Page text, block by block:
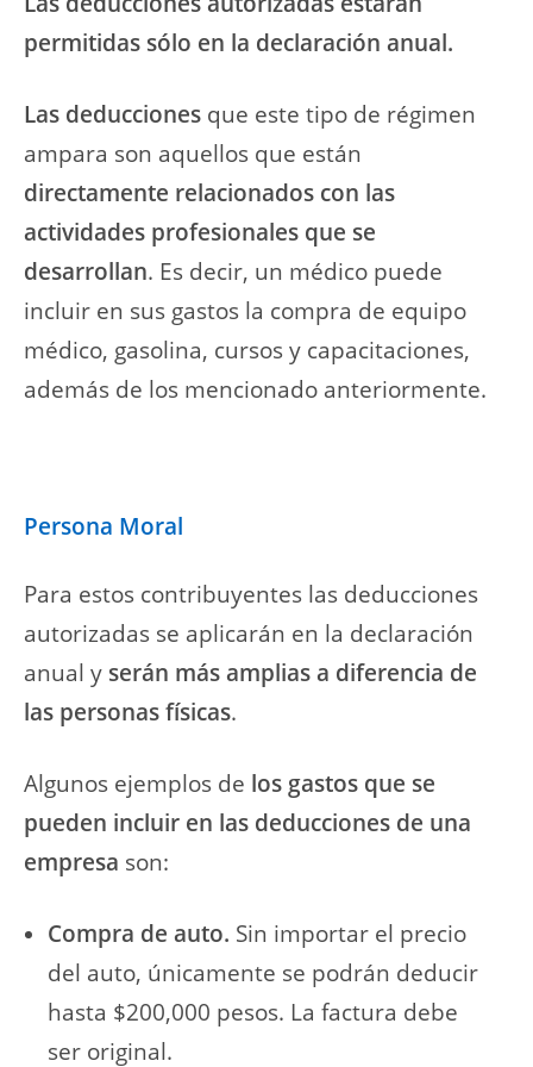
permitidas sólo en la declaración anual.
Las deducciones que este tipo de régimen
ampara son aquellos que están
directamente relacionados con las
actividades profesionales que se
desarrollan. Es decir, un médico puede
incluir en sus gastos la compra de equipo
médico, gasolina, cursos y capacitaciones,
además de los mencionado anteriormente.
Persona Moral
Para estos contribuyentes las deducciones
autorizadas se aplicarán en la declaración
anual y serán más amplias a diferencia de
las personas físicas.
Algunos ejemplos de los gastos que se
pueden incluir en las deducciones de una
empresa son:
Compra de auto. Sin importar el precio
del auto, únicamente se podrán deducir
hasta $200,000 pesos. La factura debe
ser original.